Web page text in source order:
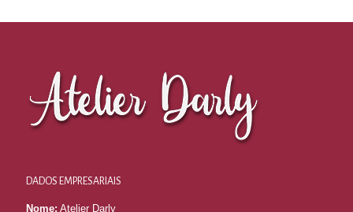
DADOS EMPRESARIAIS
Nome: Atelier Darly